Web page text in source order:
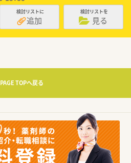
検討リストに
追加
検討リストを
見る
PAGE TOPへ戻る